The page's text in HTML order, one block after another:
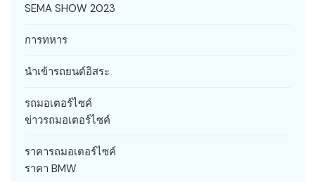
SEMA SHOW 2023
การทหาร
นำเข้ารถยนต์อิสระ
รถมอเตอร์ไซค์
ข่าวรถมอเตอร์ไซค์
ราคารถมอเตอร์ไซค์
ราคา BMW